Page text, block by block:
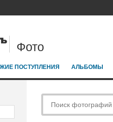
Фото
ПОСТУПЛЕНИЯ АЛЬБОМЫ